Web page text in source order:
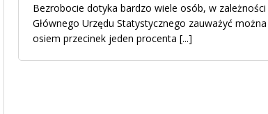
Bezrobocie dotyka bardzo wiele osób, w
Głównego Urzędu Statystycznego zauważyć
osiem przecinek jeden procenta [...]